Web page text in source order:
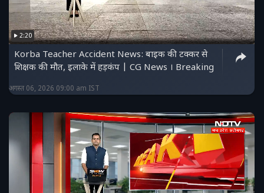
2:20
Korba Teacher Accident News: बाइक की टक्कर से
शिक्षक की मौत, इलाके में हड़कंप | CG News । Breaking
अगस्त 06, 2026 09:00 am IST